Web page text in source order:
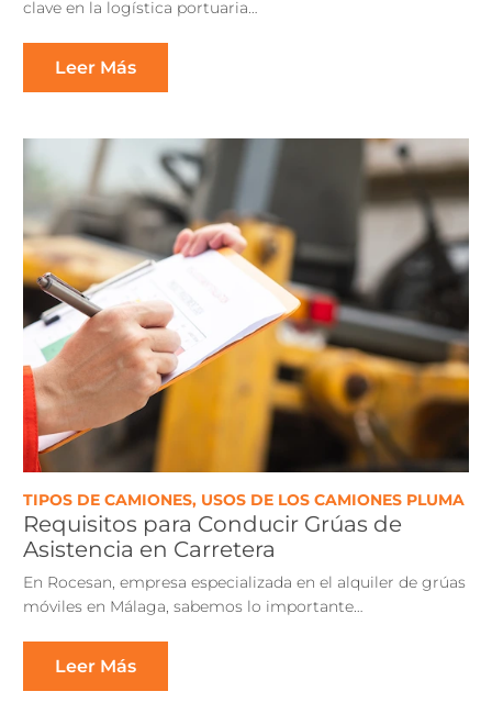
clave en la logística portuaria…
Leer Más
TIPOS DE CAMIONES, USOS DE LOS CAMIONES PLUMA
Requisitos para Conducir Grúas de
Asistencia en Carretera
En Rocesan, empresa especializada en el alquiler de grúas
móviles en Málaga, sabemos lo importante…
Leer Más